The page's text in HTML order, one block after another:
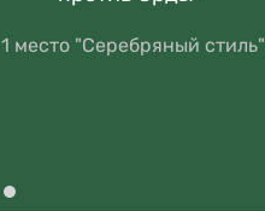
1 место "Серебряный стиль"